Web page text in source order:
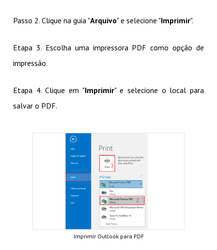
Passo 2. Clique na guia "Arquivo" e selecione "Imprimir".
Etapa 3. Escolha uma impressora PDF como opção de
impressão.
Etapa 4. Clique em "Imprimir" e selecione o local para
salvar o PDF.
Imprimir Outlook para PDF